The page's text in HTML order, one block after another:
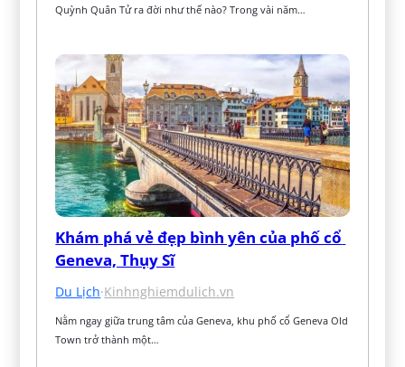
Quỳnh Quân Tử ra đời như thế nào? Trong vài năm…
Khám phá vẻ đẹp bình yên của phố cổ
Geneva, Thụy Sĩ
Du Lịch·Kinhnghiemdulich.vn
Nằm ngay giữa trung tâm của Geneva, khu phố cổ Geneva Old
Town trở thành một…